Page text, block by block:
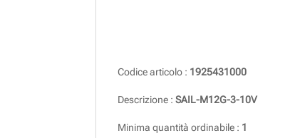
Codice articolo : 1925431000
Descrizione :SAIL-M12G-3-10V
Minima quantità ordinabile : 1